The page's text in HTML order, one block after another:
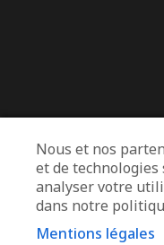
Nous et nos
et de
analyser votre
dans notre
Mentions légales